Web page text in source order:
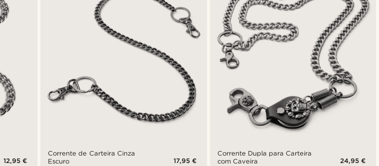
Preço mais baixo
12,95 €
Corrente de Carteira Cinza
Escuro
17,95 €
Corrente Dupla para Carteira
com Caveira
24,95 €